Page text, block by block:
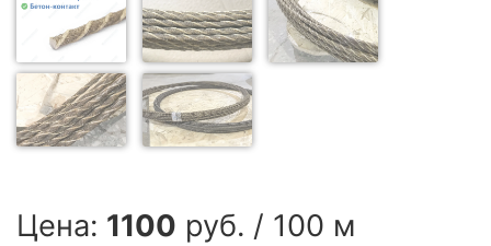
Цена: 1100 руб. / 100 м